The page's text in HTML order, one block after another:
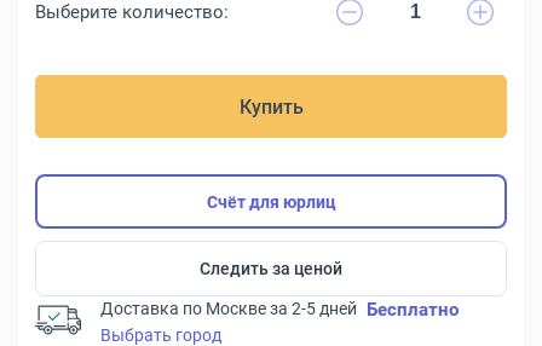
Выберите количество:
Купить
Счёт для юрлиц
Следить за ценой
Доставка по Москве за 2-5 дней Бесплатно
Выбрать город